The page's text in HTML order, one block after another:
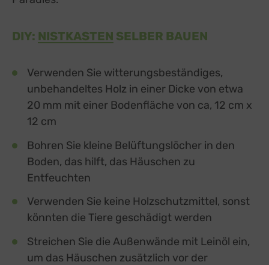
DIY: NISTKASTEN SELBER BAUEN
Verwenden Sie witterungsbeständiges,
unbehandeltes Holz in einer Dicke von etwa
20 mm mit einer Bodenfläche von ca, 12 cm x
12 cm
Bohren Sie kleine Belüftungslöcher in den
Boden, das hilft, das Häuschen zu
Entfeuchten
Verwenden Sie keine Holzschutzmittel, sonst
könnten die Tiere geschädigt werden
Streichen Sie die Außenwände mit Leinöl ein,
um das Häuschen zusätzlich vor der